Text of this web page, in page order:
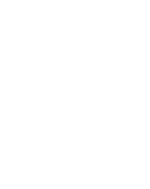
que podemos tirar para
mercado